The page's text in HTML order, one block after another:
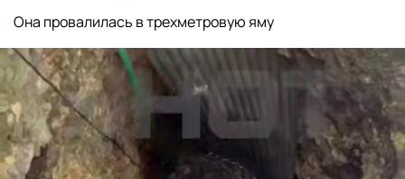
Она провалилась в трехметровую яму